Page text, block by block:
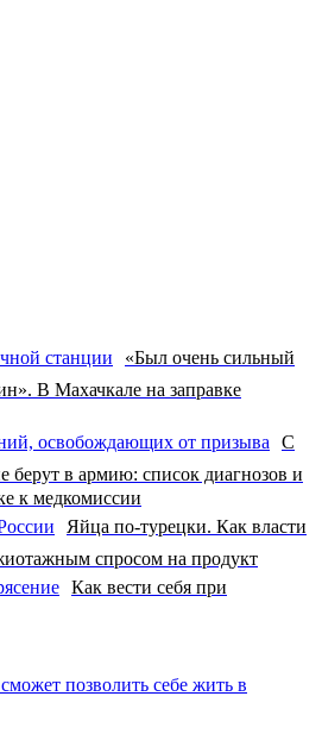
«Был очень сильный
В Махачкале на заправке
С
берут в армию: список диагнозов и
к медкомиссии
Яйца по-турецки. Как власти
спросом на продукт
Как вести себя при
позволить себе жить в